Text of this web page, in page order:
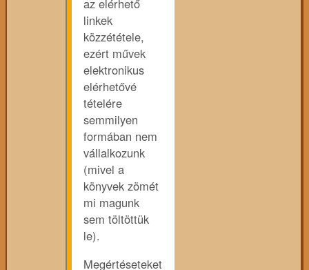
az elérhető
linkek
közzététele,
ezért művek
elektronikus
elérhetővé
tételére
semmilyen
formában nem
vállalkozunk
(mivel a
könyvek zömét
mi magunk
sem töltöttük
le).
Megértéseteket